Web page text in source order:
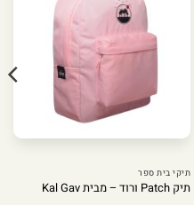
תיקי בית ספר
תיק Patch ורוד – מבית Kal Gav